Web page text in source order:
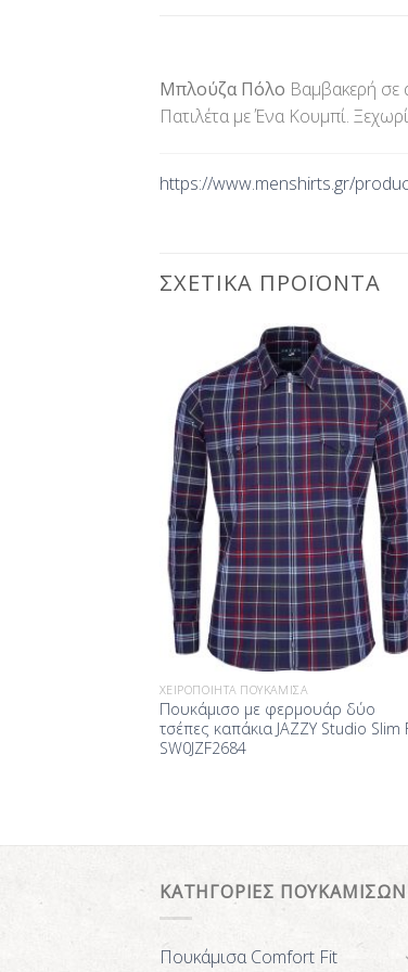
Μπλούζα Πόλο Βαμβακερή σε
Πατιλέτα με Ένα Κουμπί.
https://www.menshirts.gr/
ΣΧΕΤΙΚΆ ΠΡΟΪΌΝΤΑ
Προσθήκη
στη Λίστα
Επιθυμίας
ΧΕΙΡΟΠΟΊΗΤΑ ΠΟΥΚΆΜΙΣΑ
Πουκάμισο με φερμουάρ δύο
τσέπες καπάκια JAZZY Studio Slim
SW0JZF2684
ΚΑΤΗΓΟΡΙΕΣ ΠΟΥΚΑΜΙΣΩΝ
Πουκάμισα Comfort Fit